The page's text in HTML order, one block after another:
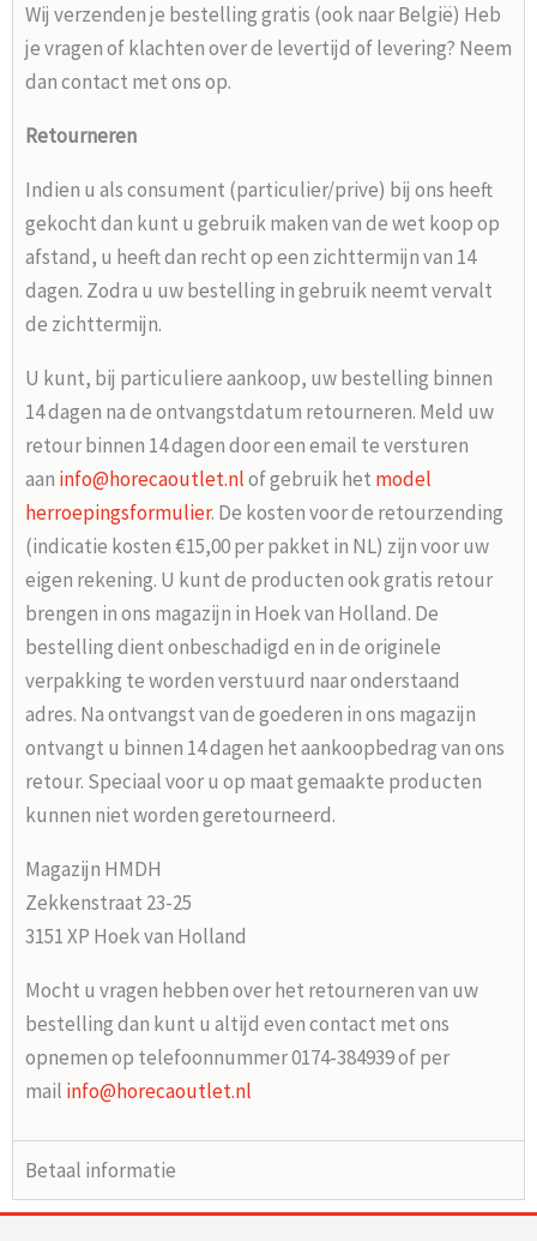
Wij verzenden je bestelling gratis (ook naar België) Heb
je vragen of klachten over de levertijd of levering? Neem
dan contact met ons op.
Retourneren
Indien u als consument (particulier/prive) bij ons heeft
gekocht dan kunt u gebruik maken van de wet koop op
afstand, u heeft dan recht op een zichttermijn van 14
dagen. Zodra u uw bestelling in gebruik neemt vervalt
de zichttermijn.
U kunt, bij particuliere aankoop, uw bestelling binnen
14 dagen na de ontvangstdatum retourneren. Meld uw
retour binnen 14 dagen door een email te versturen
aan info@horecaoutlet.nlof gebruik het model
herroepingsformulier. De kosten voor de retourzending
(indicatie kosten €15,00 per pakket in NL) zijn voor uw
eigen rekening. U kunt de producten ook gratis retour
brengen in ons magazijn in Hoek van Holland. De
bestelling dient onbeschadigd en in de originele
verpakking te worden verstuurd naar onderstaand
adres. Na ontvangst van de goederen in ons magazijn
ontvangt u binnen 14 dagen het aankoopbedrag van ons
retour. Speciaal voor u op maat gemaakte producten
kunnen niet worden geretourneerd.
Magazijn HMDH
Zekkenstraat 23-25
3151 XP Hoek van Holland
Mocht u vragen hebben over het retourneren van uw
bestelling dan kunt u altijd even contact met ons
opnemen op telefoonnummer 0174-384939 of per
mail info@horecaoutlet.nl
Betaal informatie